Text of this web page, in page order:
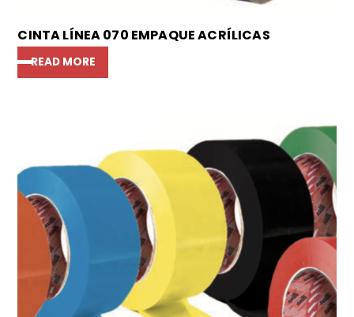
CINTA LÍNEA 070 EMPAQUE ACRÍLICAS
READ MORE